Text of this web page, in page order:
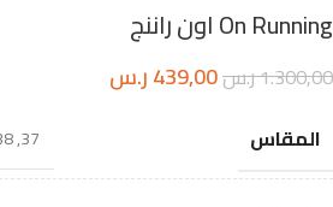
On Running اون راننج
1.300,00ر.س439,00ر.س
المقاس 37
,